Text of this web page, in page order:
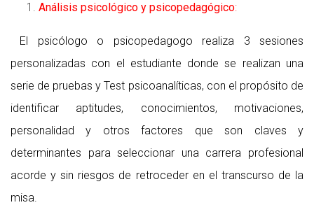
Análisis psicológico y psicopedagógico:
El psicólogo o psicopedagogo realiza 3 sesiones
personalizadas con el estudiante donde se realizan una
serie de pruebas y Test psicoanalíticas, con el propósito de
identificar aptitudes, conocimientos, motivaciones,
personalidad y otros factores que son claves y
determinantes para seleccionar una carrera profesional
acorde y sin riesgos de retroceder en el transcurso de la
misa.